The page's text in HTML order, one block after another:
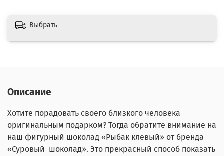
Выбрать
Описание
Хотите порадовать своего близкого человека
оригинальным подарком? Тогда обратите внимание на
наш фигурный шоколад «Рыбак клевый» от бренда
«Суровый шоколад». Это прекрасный способ показать